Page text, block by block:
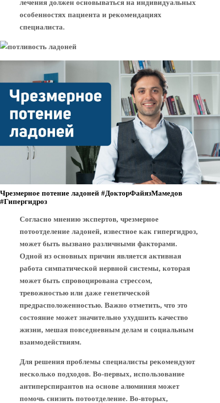
лечения должен основываться на индивидуальных
особенностях пациента и рекомендациях
специалиста.
Чрезмерное потение ладоней #ДокторФайязМамедов
#Гипергидроз
Согласно мнению экспертов, чрезмерное
потоотделение ладоней, известное как гипергидроз,
может быть вызвано различными факторами.
Одной из основных причин является активная
работа симпатической нервной системы, которая
может быть спровоцирована стрессом,
тревожностью или даже генетической
предрасположенностью. Важно отметить, что это
состояние может значительно ухудшить качество
жизни, мешая повседневным делам и социальным
взаимодействиям.
Для решения проблемы специалисты рекомендуют
несколько подходов. Во-первых, использование
антиперспирантов на основе алюминия может
помочь снизить потоотделение. Во-вторых,